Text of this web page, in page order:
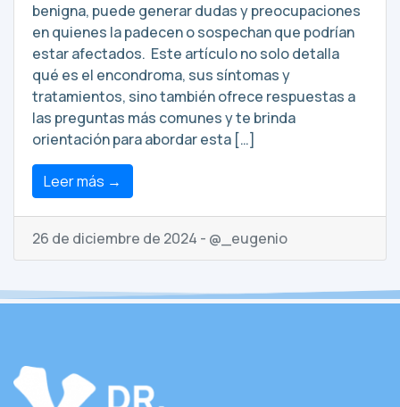
benigna, puede generar dudas y preocupaciones
en quienes la padecen o sospechan que podrían
estar afectados. Este artículo no solo detalla
qué es el encondroma, sus síntomas y
tratamientos, sino también ofrece respuestas a
las preguntas más comunes y te brinda
orientación para abordar esta […]
Leer más →
26 de diciembre de 2024 - @_eugenio